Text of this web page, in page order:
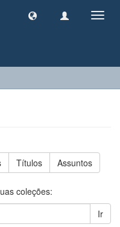
Títulos Assuntos
coleções:
Ir